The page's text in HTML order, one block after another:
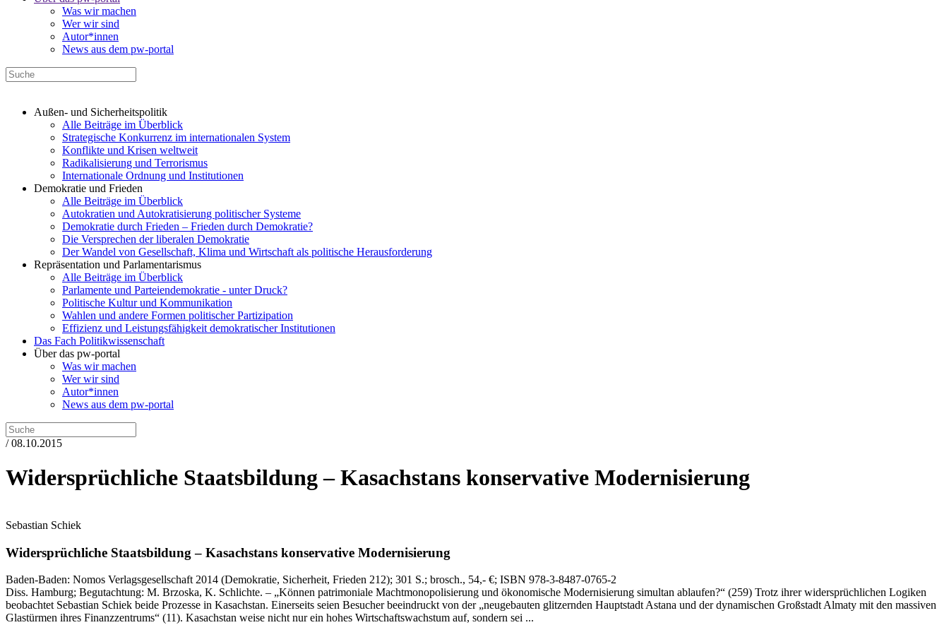
Was wir machen
Wer wir sind
Autor*innen
News aus dem pw-portal
Außen- und Sicherheitspolitik
Alle Beiträge im Überblick
Strategische Konkurrenz im internationalen System
Konflikte und Krisen weltweit
Radikalisierung und Terrorismus
Internationale Ordnung und Institutionen
Demokratie und Frieden
Alle Beiträge im Überblick
Autokratien und Autokratisierung politischer Systeme
Demokratie durch Frieden – Frieden durch Demokratie?
Die Versprechen der liberalen Demokratie
Der Wandel von Gesellschaft, Klima und Wirtschaft als politische Herausforderung
Repräsentation und Parlamentarismus
Alle Beiträge im Überblick
Parlamente und Parteiendemokratie - unter Druck?
Politische Kultur und Kommunikation
Wahlen und andere Formen politischer Partizipation
Effizienz und Leistungsfähigkeit demokratischer Institutionen
Das Fach Politikwissenschaft
Über das pw-portal
Was wir machen
Wer wir sind
Autor*innen
News aus dem pw-portal
/ 08.10.2015
Widersprüchliche Staatsbildung – Kasachstans konservative Modernisierung
Sebastian Schiek
Widersprüchliche Staatsbildung – Kasachstans konservative Modernisierung
Baden-Baden: Nomos Verlagsgesellschaft 2014 (Demokratie, Sicherheit, Frieden 212); 301 S.; brosch., 54,- €; ISBN 978-3-8487-0765-2
Diss. Hamburg; Begutachtung: M. Brzoska, K. Schlichte. – „Können patrimoniale Machtmonopolisierung und ökonomische Modernisierung simultan ablaufen?“ (259) Trotz ihrer widersprüchlichen Logiken
beobachtet Sebastian Schiek beide Prozesse in Kasachstan. Einerseits seien Besucher beeindruckt von der „neugebauten glitzernden Hauptstadt Astana und der dynamischen Großstadt Almaty mit den massiven
Glastürmen ihres Finanzzentrums“ (11). Kasachstan weise nicht nur ein hohes Wirtschaftswachstum auf, sondern sei ...